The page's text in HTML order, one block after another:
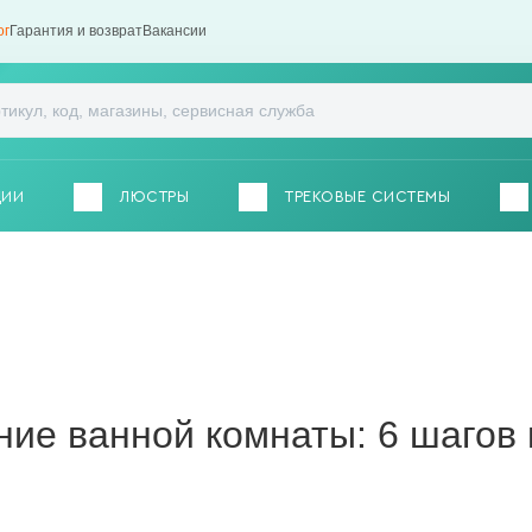
Гарантия и возвратВакансии
ЛЮСТРЫ ТРЕКОВЫЕ СИСТЕМЫ
ванной комнаты: 6 шагов